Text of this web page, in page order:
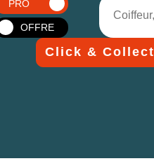
PRO
OFFRE
Click & Collect